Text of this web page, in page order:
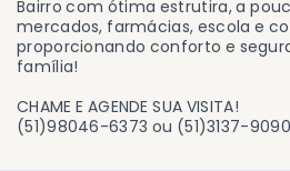
Bairro com ótima estrutira, a
mercados, farmácias, escola e
proporcionando conforto e
família!
CHAME E AGENDE SUA VISITA!
(51)98046-6373 ou (51)3137-9090